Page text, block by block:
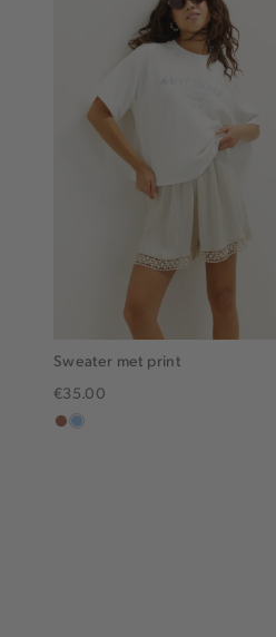
Sweater met print
€35.00
terracotta
lichtblauw